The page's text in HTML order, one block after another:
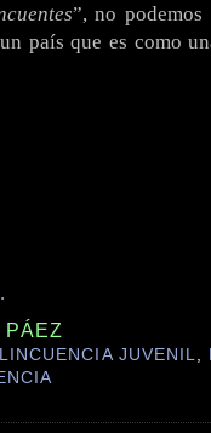
”, no
país que es como
PÁEZ
JUVENIL,